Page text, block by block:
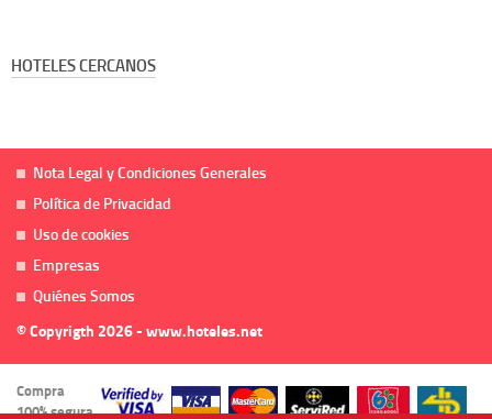
HOTELES CERCANOS
Nota Legal y Condiciones Generales
Política de Privacidad
Uso de cookies
Empresas
Quiénes Somos
© Copyrigth 2026 - www.hoteles.net
Compra
100% segura